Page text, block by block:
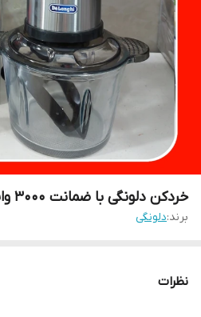
خردکن دلونگی با ضمانت ۳۰۰۰ وات ۳/۸لیتری مدل ۰۰۶
برند:دلونگی
نظرات